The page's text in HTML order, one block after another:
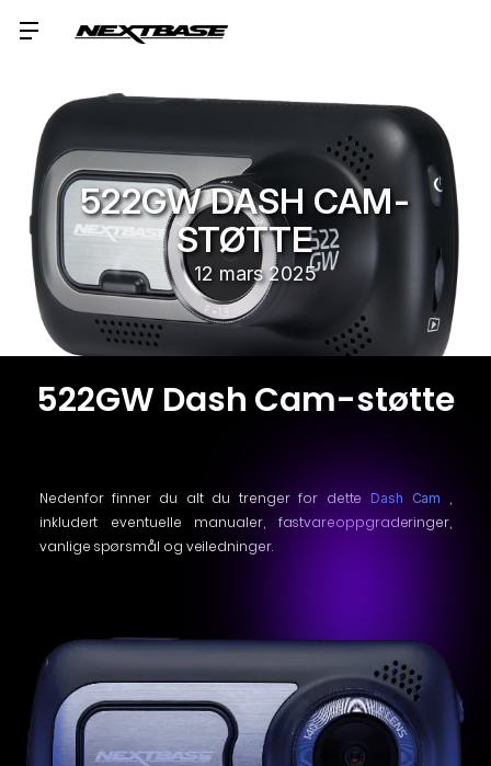
522GW DASH CAM-
STØTTE
12 mars 2025
522GW Dash Cam-støtte
Nedenfor finner du alt du trenger for detteDash Cam
,
inkludert eventuelle manualer, fastvareoppgraderinger,
vanlige spørsmål og veiledninger.